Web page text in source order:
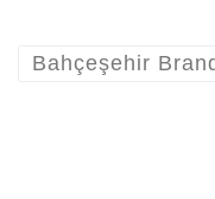
Bahçeşehir